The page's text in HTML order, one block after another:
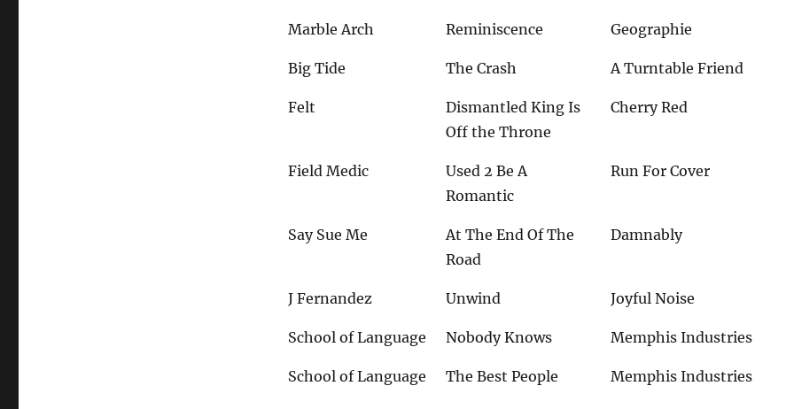
Marble Arch Reminiscence Geographie
Big Tide The Crash A Turntable Friend
Felt
Dismantled King Is
Off the Throne
Cherry Red
Field Medic
Used 2 Be A
Romantic
Run For Cover
Say Sue Me
At The End Of The
Road
Damnably
J Fernandez Unwind Joyful Noise
School of Language Nobody Knows Memphis Industries
School of Language The Best People Memphis Industries